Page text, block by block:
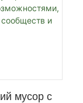
мусор с